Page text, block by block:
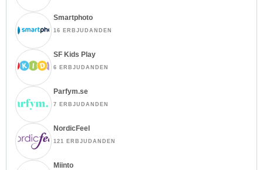
Smartphoto
16 ERBJUDANDEN
SF Kids Play
6 ERBJUDANDEN
Parfym.se
7 ERBJUDANDEN
NordicFeel
121 ERBJUDANDEN
Miinto